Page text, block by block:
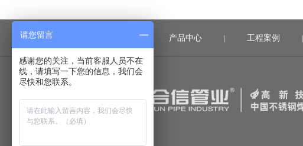
| 产品中心 工程案例
请您留言
感谢您的关注，当前客服人员不在
线，请填写一下您的信息，我们会
尽快和您联系。